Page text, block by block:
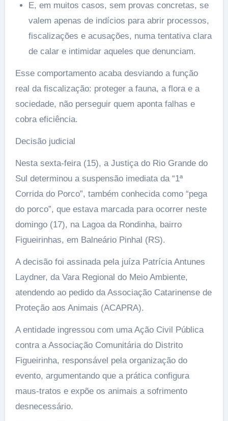
E, em muitos casos, sem provas concretas, se
valem apenas de indícios para abrir processos,
fiscalizações e acusações, numa tentativa clara
de calar e intimidar aqueles que denunciam.
Esse comportamento acaba desviando a função
real da fiscalização: proteger a fauna, a flora e a
sociedade, não perseguir quem aponta falhas e
cobra eficiência.
Decisão judicial
Nesta sexta-feira (15), a Justiça do Rio Grande do
Sul determinou a suspensão imediata da “1ª
Corrida do Porco”, também conhecida como “pega
do porco”, que estava marcada para ocorrer neste
domingo (17), na Lagoa da Rondinha, bairro
Figueirinhas, em Balneário Pinhal (RS).
A decisão foi assinada pela juíza Patrícia Antunes
Laydner, da Vara Regional do Meio Ambiente,
atendendo ao pedido da Associação Catarinense de
Proteção aos Animais (ACAPRA).
A entidade ingressou com uma Ação Civil Pública
contra a Associação Comunitária do Distrito
Figueirinha, responsável pela organização do
evento, argumentando que a prática configura
maus-tratos e expõe os animais a sofrimento
desnecessário.